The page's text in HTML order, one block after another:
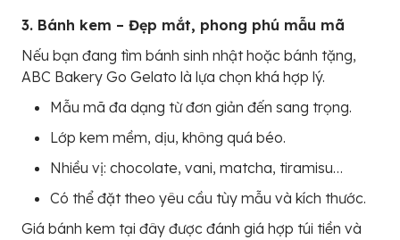
3. Bánh kem – Đẹp mắt, phong phú mẫu mã
Nếu bạn đang tìm bánh sinh nhật hoặc bánh tặng,
ABC Bakery Go Gelato là lựa chọn khá hợp lý.
Mẫu mã đa dạng từ đơn giản đến sang trọng.
Lớp kem mềm, dịu, không quá béo.
Nhiều vị: chocolate, vani, matcha, tiramisu…
Có thể đặt theo yêu cầu tùy mẫu và kích thước.
Giá bánh kem tại đây được đánh giá hợp túi tiền và